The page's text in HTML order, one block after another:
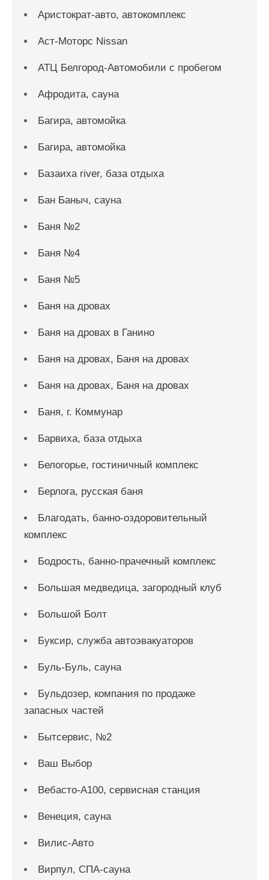
Аристократ-авто, автокомплекс
Аст-Моторс Nissan
АТЦ Белгород-Автомобили с пробегом
Афродита, сауна
Багира, автомойка
Багира, автомойка
Базаиха river, база отдыха
Бан Баныч, сауна
Баня №2
Баня №4
Баня №5
Баня на дровах
Баня на дровах в Ганино
Баня на дровах, Баня на дровах
Баня на дровах, Баня на дровах
Баня, г. Коммунар
Барвиха, база отдыха
Белогорье, гостиничный комплекс
Берлога, русская баня
Благодать, банно-оздоровительный
комплекс
Бодрость, банно-прачечный комплекс
Большая медведица, загородный клуб
Большой Болт
Буксир, служба автоэвакуаторов
Буль-Буль, сауна
Бульдозер, компания по продаже
запасных частей
Бытсервис, №2
Ваш Выбор
Вебасто-А100, сервисная станция
Венеция, сауна
Вилис-Авто
Вирпул, СПА-сауна